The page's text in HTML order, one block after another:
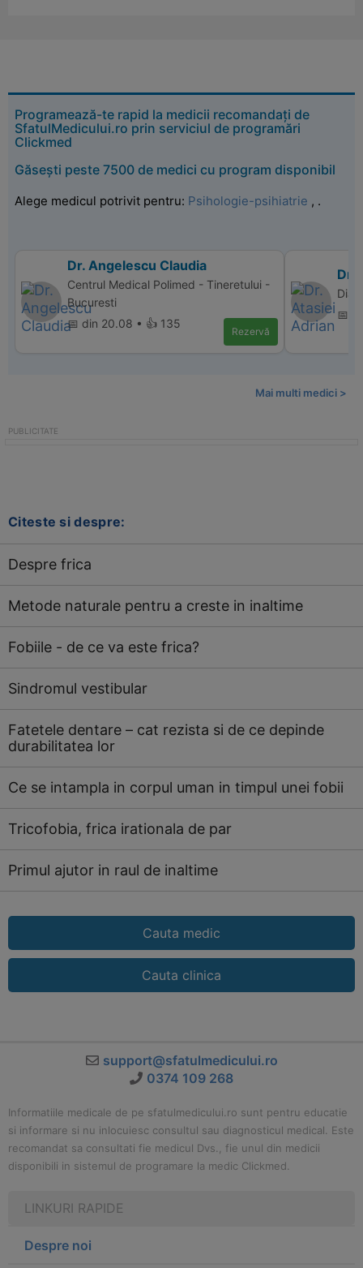
Programează-te rapid la medicii recomandați de
SfatulMedicului.ro prin serviciul de programări
Clickmed
Găsești peste 7500 de medici cu program disponibil
Alege medicul potrivit pentru: Psihologie-psihiatrie , .
Dr. Angelescu Claudia
Centrul Medical Polimed - Tineretului -
Bucuresti
📅 din 20.08 • 👍 135
Rezervă
Dr.
📅
Mai multi medici >
Citeste si despre:
Despre frica
Metode naturale pentru a creste in inaltime
Fobiile - de ce va este frica?
Sindromul vestibular
Fatetele dentare – cat rezista si de ce depinde
durabilitatea lor
Ce se intampla in corpul uman in timpul unei fobii
Tricofobia, frica irationala de par
Primul ajutor in raul de inaltime
Cauta medic
Cauta clinica
support@sfatulmedicului.ro
0374 109 268
Informatiile medicale de pe sfatulmedicului.ro sunt pentru educatie
si informare si nu inlocuiesc consultul sau diagnosticul medical. Este
recomandat sa consultati fie medicul Dvs., fie unul din medicii
disponibili in sistemul de programare la medic Clickmed.
LINKURI RAPIDE
Despre noi